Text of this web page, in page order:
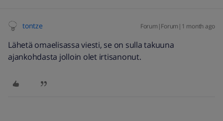
tontze Forum|Forum|1 month ago
Lähetä omaelisassa viesti, se on sulla takuuna
ajankohdasta jolloin olet irtisanonut.